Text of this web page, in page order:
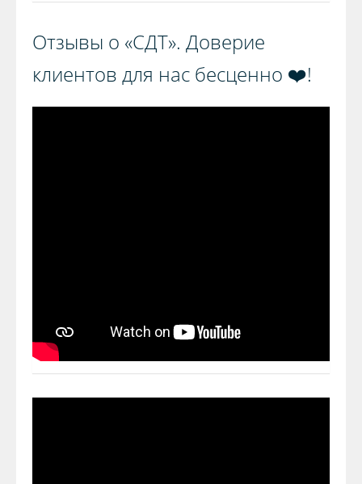
Отзывы о «СДТ». Доверие
клиентов для нас бесценно ❤️!